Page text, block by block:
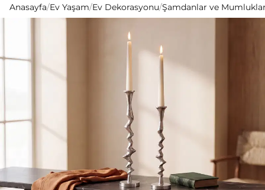
Anasayfa/Ev Yaşam/Ev Dekorasyonu/Şamdanlar ve